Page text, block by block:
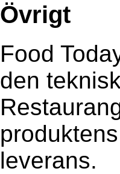
Övrigt
Food
den
leverans.